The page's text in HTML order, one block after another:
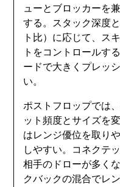
ューとブロッカーを
する。スタック深度
ト比）に応じて、ス
トをコントロールす
ードで大きくプレッ
い。
ポストフロップでは
ット頻度とサイズを
はレンジ優位を取り
しやすい。コネクテ
相手のドローが多く
クバックの混合でレ